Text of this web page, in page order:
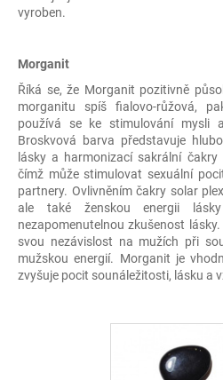
vyroben.
Morganit
Říká se, že Morganit pozitivně
morganitu spíš fialovo-růžová,
používá se ke stimulování mysli
Broskvová barva představuje
lásky a harmonizací sakrální čakry
čímž může stimulovat sexuální
partnery. Ovlivněním čakry solar
ale také ženskou energii
nezapomenutelnou zkušenost
svou nezávislost na mužích při
mužskou energií. Morganit je
zvyšuje pocit sounáležitosti, lásku a